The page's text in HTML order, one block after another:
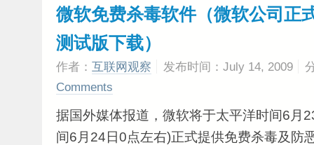
微软免费杀毒软件（微软公司正
测试版下载）
作者： 互联网观察 发布时间：July 14, 2009
Comments
据国外媒体报道，微软将于太平洋时间6月
间6月24日0点左右)正式提供免费杀毒及防